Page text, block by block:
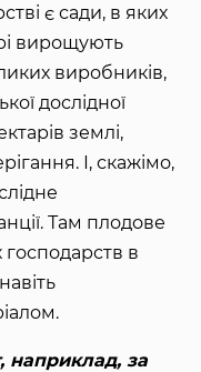
є сади, в яких
вирощують
виробників,
дослідної
землі,
І, скажімо,
Там плодове
в
наприклад, за